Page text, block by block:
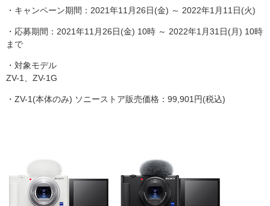
・キャンペーン期間：2021年11月26日(金) ～ 2022年1月11日(火)
・応募期間：2021年11月26日(金) 10時 ～ 2022年1月31日(月) 10時
まで
・対象モデル
ZV-1、ZV-1G
・ZV-1(本体のみ) ソニーストア販売価格：99,901円(税込)